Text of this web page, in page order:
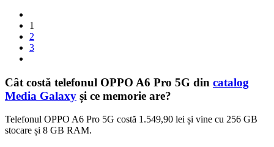
1
2
3
Cât costă telefonul OPPO A6 Pro 5G din catalog
Media Galaxy și ce memorie are?
Telefonul OPPO A6 Pro 5G costă 1.549,90 lei și vine cu 256 GB
stocare și 8 GB RAM.